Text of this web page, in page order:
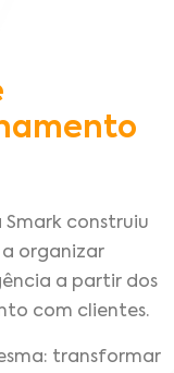
Smark construiu
organizar
a partir dos
com clientes.
transformar